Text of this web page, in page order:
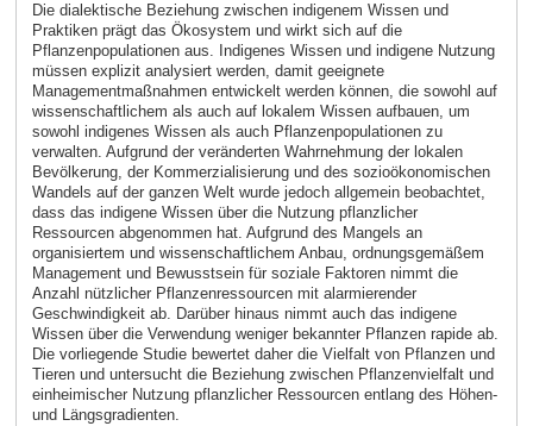
Die dialektische Beziehung zwischen indigenem Wissen und
Praktiken prägt das Ökosystem und wirkt sich auf die
Pflanzenpopulationen aus. Indigenes Wissen und indigene Nutzung
müssen explizit analysiert werden, damit geeignete
Managementmaßnahmen entwickelt werden können, die sowohl auf
wissenschaftlichem als auch auf lokalem Wissen aufbauen, um
sowohl indigenes Wissen als auch Pflanzenpopulationen zu
verwalten. Aufgrund der veränderten Wahrnehmung der lokalen
Bevölkerung, der Kommerzialisierung und des sozioökonomischen
Wandels auf der ganzen Welt wurde jedoch allgemein beobachtet,
dass das indigene Wissen über die Nutzung pflanzlicher
Ressourcen abgenommen hat. Aufgrund des Mangels an
organisiertem und wissenschaftlichem Anbau, ordnungsgemäßem
Management und Bewusstsein für soziale Faktoren nimmt die
Anzahl nützlicher Pflanzenressourcen mit alarmierender
Geschwindigkeit ab. Darüber hinaus nimmt auch das indigene
Wissen über die Verwendung weniger bekannter Pflanzen rapide ab.
Die vorliegende Studie bewertet daher die Vielfalt von Pflanzen und
Tieren und untersucht die Beziehung zwischen Pflanzenvielfalt und
einheimischer Nutzung pflanzlicher Ressourcen entlang des Höhen-
und Längsgradienten.